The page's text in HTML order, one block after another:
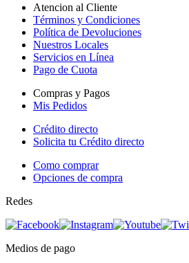
Atencion al Cliente
Términos y Condiciones
Política de Devoluciones
Nuestros Locales
Servicios en Línea
Pago de Cuota
Compras y Pagos
Mis Pedidos
Crédito directo
Solicita tu Crédito directo
Como comprar
Opciones de compra
Redes
Medios de pago